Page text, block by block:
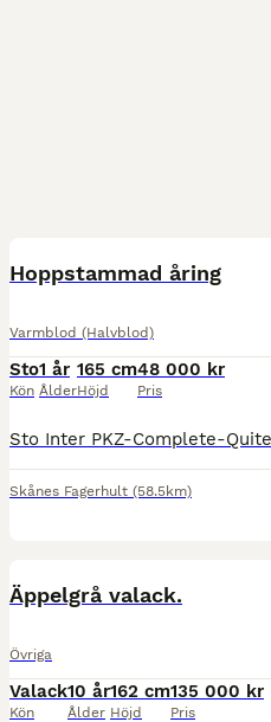
Hoppstammad åring
Varmblod (Halvblod)
Sto
Kön
1 år
Ålder
165 cm
Höjd
48 000 kr
Pris
Skånes Fagerhult (58.5km)
Äppelgrå valack.
Övriga
Valack
Kön
10 år
Ålder
162 cm
Höjd
135 000 kr
Pris